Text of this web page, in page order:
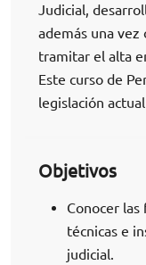
Judicial,
además una
tramitar el alta
Este curso de
legislación
Objetivos
Conocer
técnicas e
judicial.